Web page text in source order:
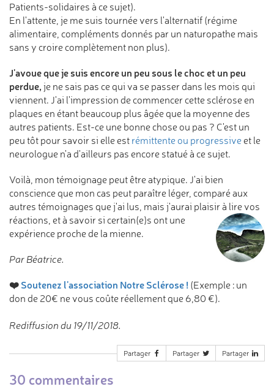
Patients-solidaires à ce sujet).
En l'attente, je me suis tournée vers l'alternatif (régime
alimentaire, compléments donnés par un naturopathe mais
sans y croire complètement non plus).
J'avoue que je suis encore un peu sous le choc et un peu
perdue, je ne sais pas ce qui va se passer dans les mois qui
viennent. J'ai l'impression de commencer cette sclérose en
plaques en étant beaucoup plus âgée que la moyenne des
autres patients. Est-ce une bonne chose ou pas ? C'est un
peu tôt pour savoir si elle est rémittente ou progressiveet le
neurologue n'a d'ailleurs pas encore statué à ce sujet.
Voilà, mon témoignage peut être atypique. J'ai bien
conscience que mon cas peut paraître léger, comparé aux
autres témoignages que j'ai lus, mais j'aurai plaisir à lire vos
réactions, et à savoir si certain(e)s ont une
expérience proche de la mienne.
Par Béatrice.
❤️Soutenez l'association Notre Sclérose ! (Exemple : un
don de 20€ ne vous coûte réellement que 6,80 €).
Rediffusion du 19/11/2018.
Partager Partager Partager
30 commentaires